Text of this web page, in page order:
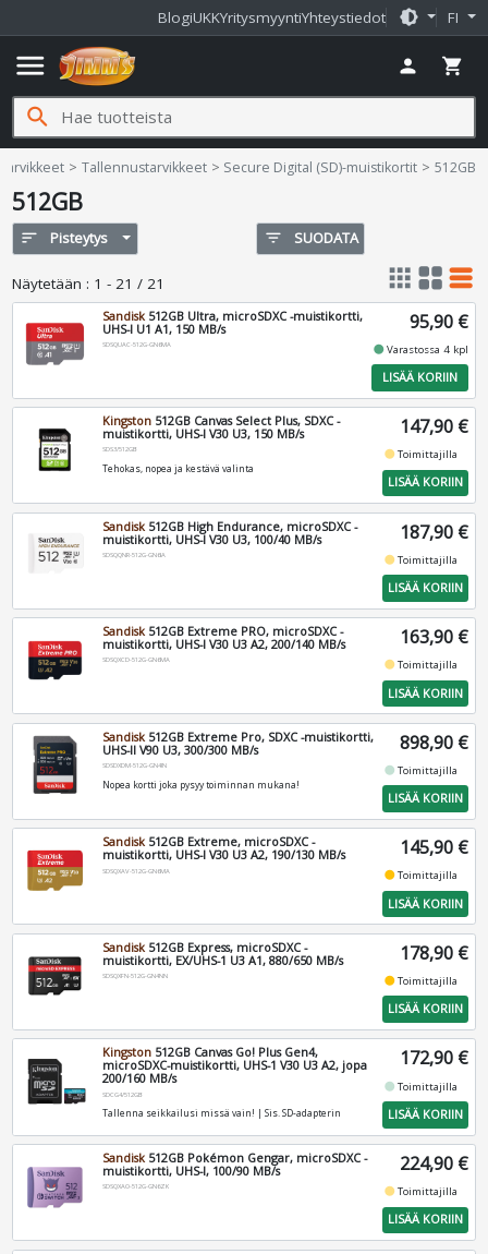
BlogiUKKYritysmyyntiYhteystiedot brightness_medium FI
menu person shopping_cart
search
Tarvikkeet Tallennustarvikkeet Secure Digital (SD)-muistikortit 512GB
512GB
sort Pisteytys filter_list SUODATA
Näytetään : 1 - 21 / 21 apps grid_view table_rows
Sandisk 512GB Ultra, microSDXC -muistikortti,
UHS-I U1 A1, 150 MB/s
SDSQUAC-512G-GN6MA
95,90 €
fiber_manual_recordVarastossa 4 kpl
LISÄÄ KORIIN
Kingston 512GB Canvas Select Plus, SDXC -
muistikortti, UHS-I V30 U3, 150 MB/s
SDS3/512GB
Tehokas, nopea ja kestävä valinta
147,90 €
fiber_manual_recordToimittajilla
LISÄÄ KORIIN
Sandisk 512GB High Endurance, microSDXC -
muistikortti, UHS-I V30 U3, 100/40 MB/s
SDSQQNR-512G-GN6IA
187,90 €
fiber_manual_recordToimittajilla
LISÄÄ KORIIN
Sandisk512GB Extreme PRO, microSDXC -
muistikortti, UHS-I V30 U3 A2, 200/140 MB/s
SDSQXCD-512G-GN6MA
163,90 €
fiber_manual_recordToimittajilla
LISÄÄ KORIIN
Sandisk 512GB Extreme Pro, SDXC -muistikortti,
UHS-II V90 U3, 300/300 MB/s
SDSDXDM-512G-GN4IN
Nopea kortti joka pysyy toiminnan mukana!
898,90 €
fiber_manual_recordToimittajilla
LISÄÄ KORIIN
Sandisk512GB Extreme, microSDXC -
muistikortti, UHS-I V30 U3 A2, 190/130 MB/s
SDSQXAV-512G-GN6MA
145,90 €
fiber_manual_recordToimittajilla
LISÄÄ KORIIN
Sandisk512GB Express, microSDXC -
muistikortti, EX/UHS-1 U3 A1, 880/650 MB/s
SDSQXFN-512G-GN4NN
178,90 €
fiber_manual_recordToimittajilla
LISÄÄ KORIIN
Kingston 512GB Canvas Go! Plus Gen4,
microSDXC-muistikortti, UHS-1 V30 U3 A2, jopa
200/160 MB/s
SDCG4/512GB
Tallenna seikkailusi missä vain! | Sis. SD-adapterin
172,90 €
fiber_manual_recordToimittajilla
LISÄÄ KORIIN
Sandisk512GB Pokémon Gengar, microSDXC -
muistikortti, UHS-I, 100/90 MB/s
SDSQXAO-512G-GN6ZK
224,90 €
fiber_manual_recordToimittajilla
LISÄÄ KORIIN